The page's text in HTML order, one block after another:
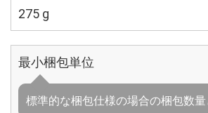
275 g
最小梱包単位
標準的な梱包仕様の場合の梱包数量